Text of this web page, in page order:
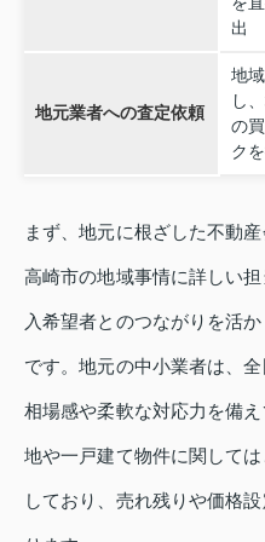
出
地元業者への査定依頼
地
し
の
ク
まず、地元に根ざした不動
高崎市の地域事情に詳しい
入希望者とのつながりを活
です。地元の中小業者は、
相場感や柔軟な対応力を備
地や一戸建て物件に関して
しており、売れ残りや価格